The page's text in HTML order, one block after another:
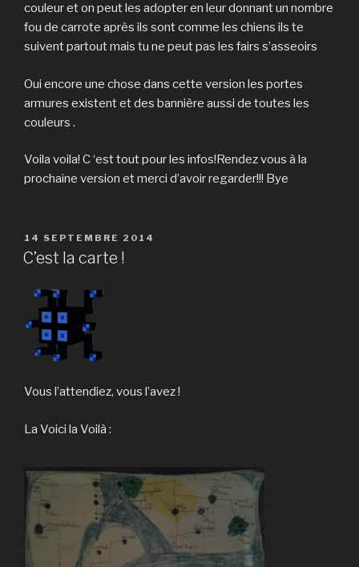
couleur et on peut les adopter en leur donnant un nombre
fou de carrote après ils sont comme les chiens ils te
suivent partout mais tu ne peut pas les fairs s’asseoirs
Oui encore une chose dans cette version les portes
armures existent et des bannière aussi de toutes les
couleurs .
Voila voila! C ‘est tout pour les infos!Rendez vous à la
prochaine version et merci d’avoir regarder!!! Bye
PUBLIÉ
LE
14 SEPTEMBRE 2014
C’est la carte !
Vous l’attendiez, vous l’avez !
La Voici la Voilà :